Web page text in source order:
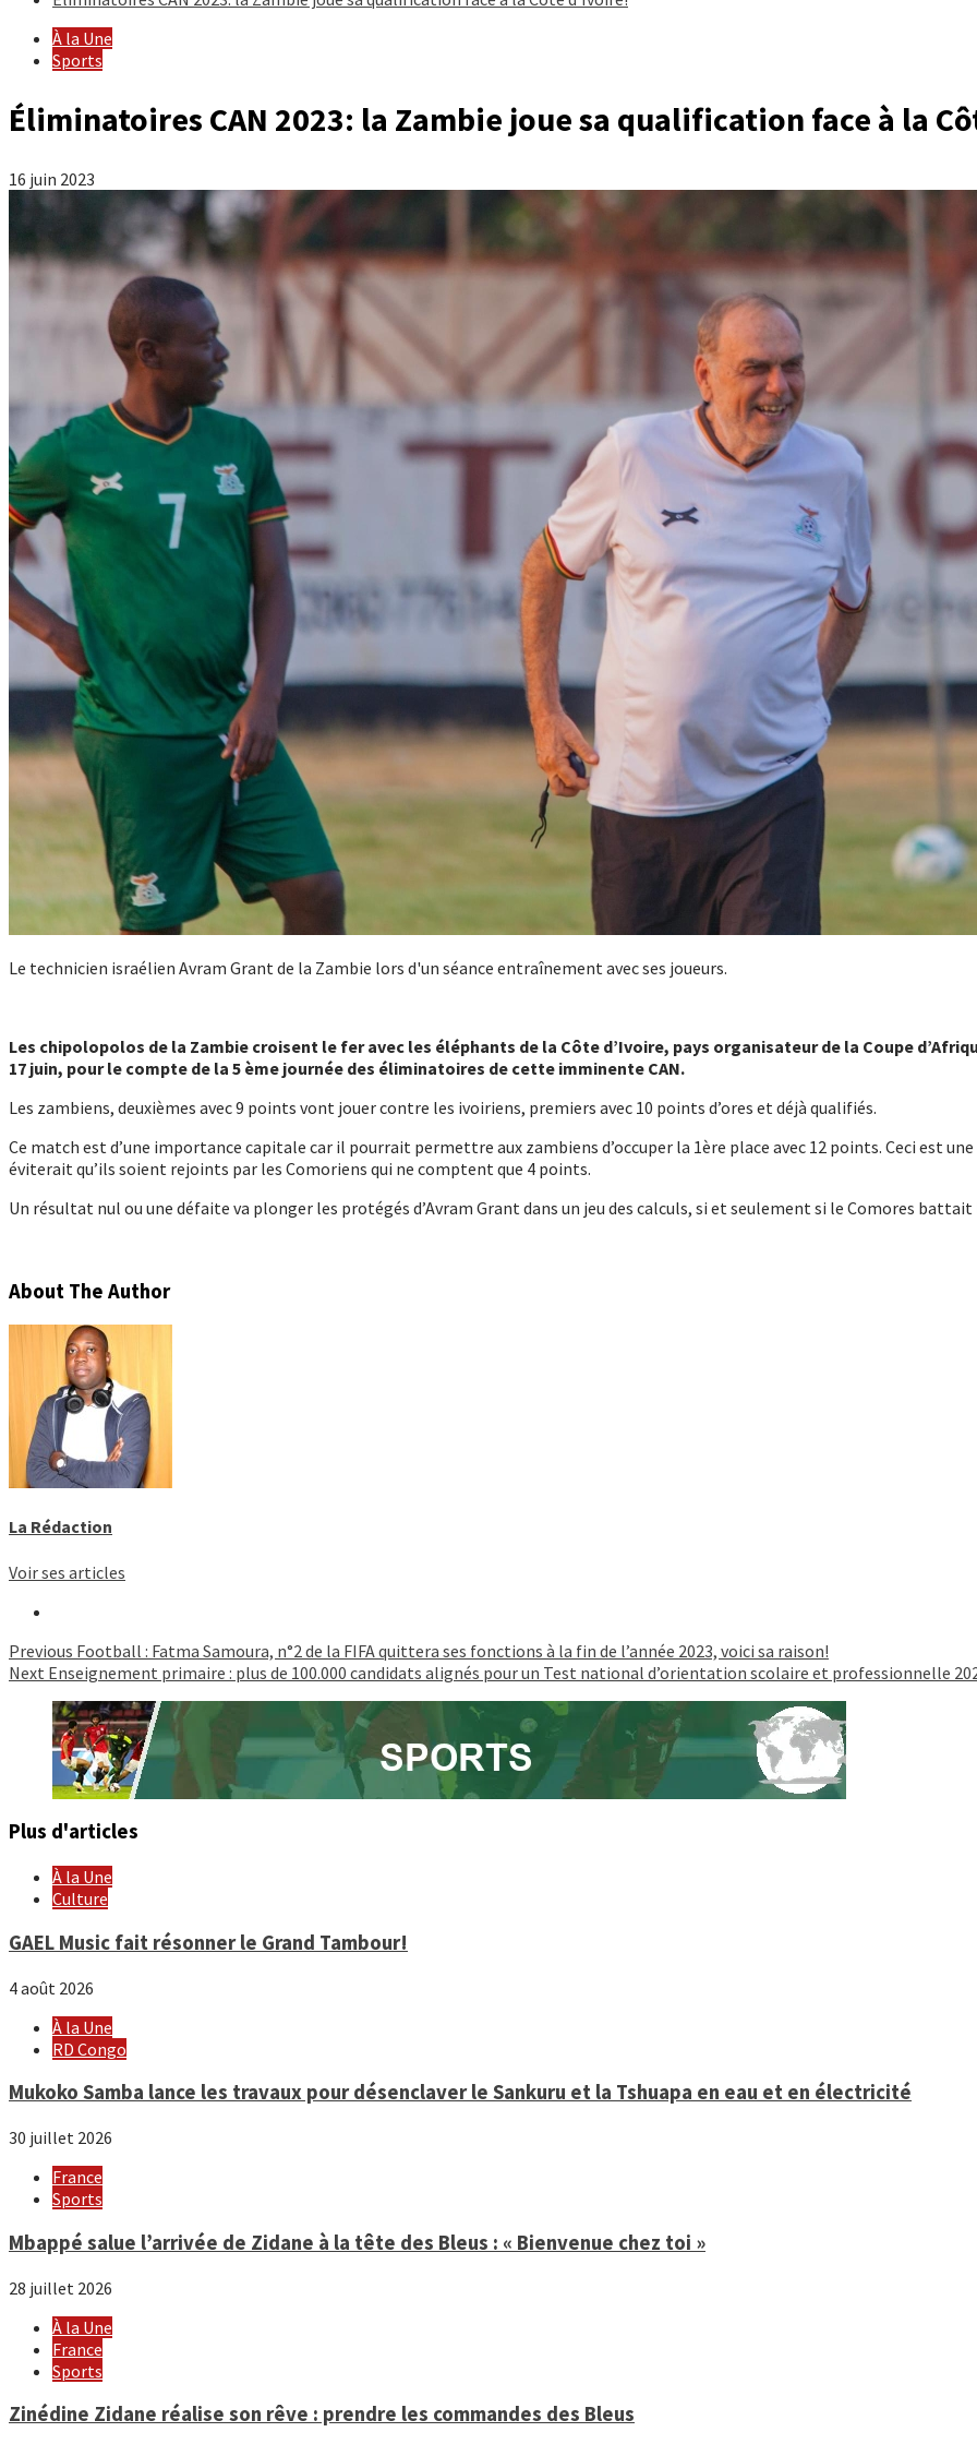
À la Une
Sports
Éliminatoires CAN 2023: la Zambie joue sa qualification face à la
16 juin 2023
Le technicien israélien Avram Grant de la Zambie lors d'un séance entraînement avec ses joueurs.
Les chipolopolos de la Zambie croisent le fer avec les éléphants de la Côte d’Ivoire, pays organisateur de la Coupe
17 juin, pour le compte de la 5 ème journée des éliminatoires de cette imminente CAN.
Les zambiens, deuxièmes avec 9 points vont jouer contre les ivoiriens, premiers avec 10 points d’ores et déjà qualifiés.
Ce match est d’une importance capitale car il pourrait permettre aux zambiens d’occuper la 1ère place avec 12 points. Ceci est
éviterait qu’ils soient rejoints par les Comoriens qui ne comptent que 4 points.
Un résultat nul ou une défaite va plonger les protégés d’Avram Grant dans un jeu des calculs, si et seulement si le Comores
About The Author
La Rédaction
Voir ses articles
Continue
Reading
Previous Football : Fatma Samoura, n°2 de la FIFA quittera ses fonctions à la fin de l’année 2023, voici sa raison!
Next Enseignement primaire : plus de 100.000 candidats alignés pour un Test national d’orientation scolaire et professionnelle
Plus d'articles
À la Une
Culture
GAEL Music fait résonner le Grand Tambour!
4 août 2026
À la Une
RD Congo
Mukoko Samba lance les travaux pour désenclaver le Sankuru et la Tshuapa en eau et en électricité
30 juillet 2026
France
Sports
Mbappé salue l’arrivée de Zidane à la tête des Bleus : « Bienvenue chez toi »
28 juillet 2026
À la Une
France
Sports
Zinédine Zidane réalise son rêve : prendre les commandes des Bleus